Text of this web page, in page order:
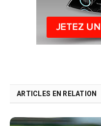
ARTICLES EN RELATION